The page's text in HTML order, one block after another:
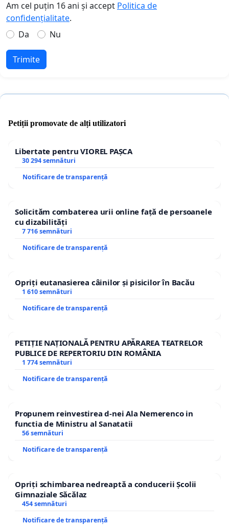
Am cel puțin 16 ani și accept Politica de
confidențialitate.
Da
Nu
Trimite
Petiții promovate de alți utilizatori
Libertate pentru VIOREL PAȘCA
30 294 semnături
Notificare de transparență
Solicităm combaterea urii online față de persoanele
cu dizabilități
7 716 semnături
Notificare de transparență
Opriți eutanasierea câinilor și pisicilor în Bacău
1 610 semnături
Notificare de transparență
PETIȚIE NAȚIONALĂ PENTRU APĂRAREA TEATRELOR
PUBLICE DE REPERTORIU DIN ROMÂNIA
1 774 semnături
Notificare de transparență
Propunem reinvestirea d-nei Ala Nemerenco in
functia de Ministru al Sanatatii
56 semnături
Notificare de transparență
Opriți schimbarea nedreaptă a conducerii Școlii
Gimnaziale Săcălaz
454 semnături
Notificare de transparență